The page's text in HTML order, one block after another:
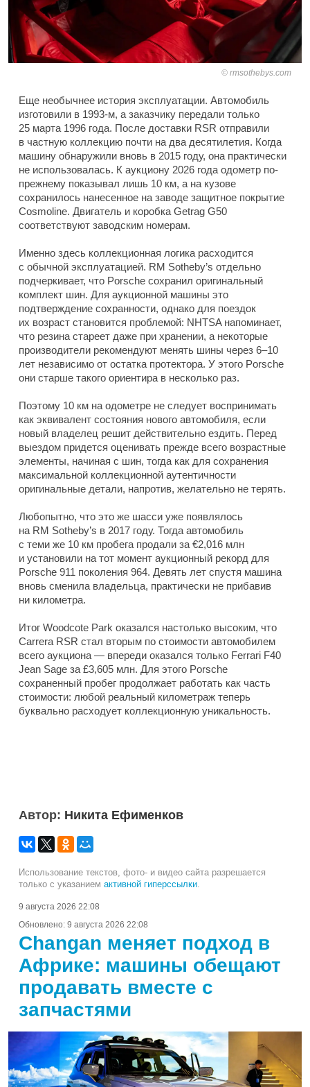
rmsothebys.com
Еще необычнее история эксплуатации. Автомобиль
изготовили в 1993-м, а заказчику передали только
25 марта 1996 года. После доставки RSR отправили
в частную коллекцию почти на два десятилетия. Когда
машину обнаружили вновь в 2015 году, она практически
не использовалась. К аукциону 2026 года одометр по-
прежнему показывал лишь 10 км, а на кузове
сохранилось нанесенное на заводе защитное покрытие
Cosmoline. Двигатель и коробка Getrag G50
соответствуют заводским номерам.
Именно здесь коллекционная логика расходится
с обычной эксплуатацией. RM Sotheby’s отдельно
подчеркивает, что Porsche сохранил оригинальный
комплект шин. Для аукционной машины это
подтверждение сохранности, однако для поездок
их возраст становится проблемой: NHTSA напоминает,
что резина стареет даже при хранении, а некоторые
производители рекомендуют менять шины через 6–10
лет независимо от остатка протектора. У этого Porsche
они старше такого ориентира в несколько раз.
Поэтому 10 км на одометре не следует воспринимать
как эквивалент состояния нового автомобиля, если
новый владелец решит действительно ездить. Перед
выездом придется оценивать прежде всего возрастные
элементы, начиная с шин, тогда как для сохранения
максимальной коллекционной аутентичности
оригинальные детали, напротив, желательно не терять.
Любопытно, что это же шасси уже появлялось
на RM Sotheby’s в 2017 году. Тогда автомобиль
с теми же 10 км пробега продали за €2,016 млн
и установили на тот момент аукционный рекорд для
Porsche 911 поколения 964. Девять лет спустя машина
вновь сменила владельца, практически не прибавив
ни километра.
Итог Woodcote Park оказался настолько высоким, что
Carrera RSR стал вторым по стоимости автомобилем
всего аукциона — впереди оказался только Ferrari F40
Jean Sage за £3,605 млн. Для этого Porsche
сохраненный пробег продолжает работать как часть
стоимости: любой реальный километраж теперь
буквально расходует коллекционную уникальность.
Автор: Никита Ефименков
Использование текстов, фото- и видео сайта разрешается
только с указанием активной гиперссылки
9 августа 2026 22:08
Обновлено: 9 августа 2026 22:08
Changan меняет подход в
Африке: машины обещают
продавать вместе с
запчастями